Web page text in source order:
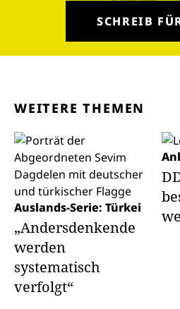
SCHREIB
WEITERE THEMEN
Auslands-Serie: Türkei
„Andersdenkende
werden
systematisch
verfolgt“